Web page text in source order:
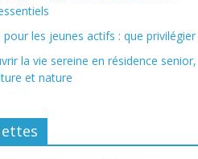
pour les jeunes actifs : que privilégier
la vie sereine en résidence senior,
et nature